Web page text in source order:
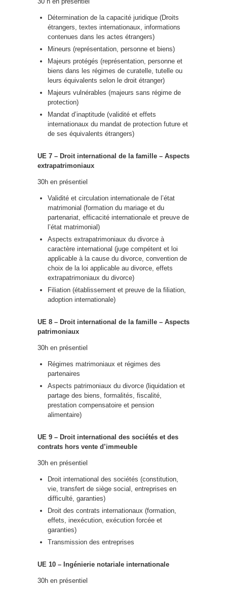
Détermination de la capacité juridique (Droits
étrangers, textes internationaux, informations
contenues dans les actes étrangers)
Mineurs (représentation, personne et biens)
Majeurs protégés (représentation, personne et
biens dans les régimes de curatelle, tutelle ou
leurs équivalents selon le droit étranger)
Majeurs vulnérables (majeurs sans régime de
protection)
Mandat d’inaptitude (validité et effets
internationaux du mandat de protection future et
de ses équivalents étrangers)
UE 7 – Droit international de la famille – Aspects
extrapatrimoniaux
30h en présentiel
Validité et circulation internationale de l’état
matrimonial (formation du mariage et du
partenariat, efficacité internationale et preuve de
l’état matrimonial)
Aspects extrapatrimoniaux du divorce à
caractère international (juge compétent et loi
applicable à la cause du divorce, convention de
choix de la loi applicable au divorce, effets
extrapatrimoniaux du divorce)
Filiation (établissement et preuve de la filiation,
adoption internationale)
UE 8 – Droit international de la famille – Aspects
patrimoniaux
30h en présentiel
Régimes matrimoniaux et régimes des
partenaires
Aspects patrimoniaux du divorce (liquidation et
partage des biens, formalités, fiscalité,
prestation compensatoire et pension
alimentaire)
UE 9 – Droit international des sociétés et des
contrats hors vente d ’immeuble
30h en présentiel
Droit international des sociétés (constitution,
vie, transfert de siège social, entreprises en
difficulté, garanties)
Droit des contrats internationaux (formation,
effets, inexécution, exécution forcée et
garanties)
Transmission des entreprises
UE 10 – Ingénierie notariale internationale
30h en présentiel